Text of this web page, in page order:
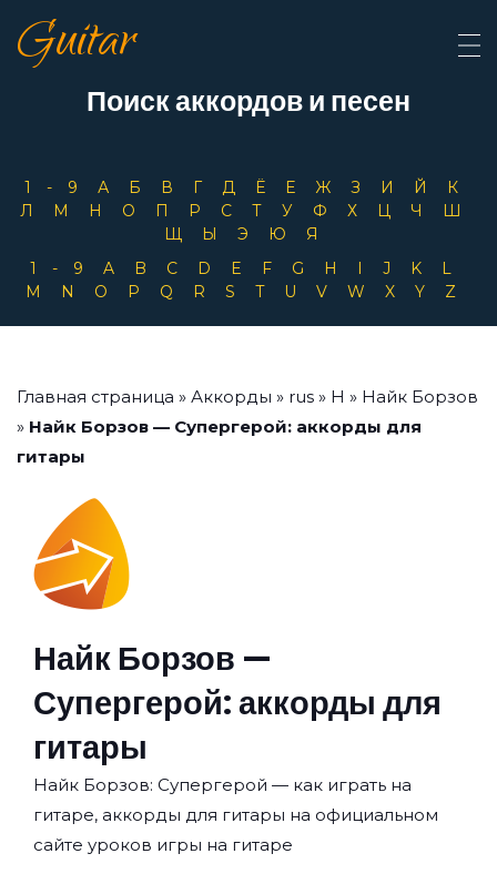
Guitar
Поиск аккордов и песен
1-9 А Б В Г Д Ё Е Ж З И Й
К
Л
М Н О П Р С Т У Ф Х Ц Ч
Ш
Щ
Ы Э Ю
Я
1-9
A B C D E F G H I J K
L
M
N O P Q R S T U V W X Y Z
Главная страница » Аккорды » rus » Н » Найк Борзов
» Найк Борзов — Супергерой: аккорды для
гитары
Найк Борзов —
Супергерой: аккорды для
гитары
Найк Борзов: Супергерой — как играть на
гитаре, аккорды для гитары на официальном
сайте уроков игры на гитаре